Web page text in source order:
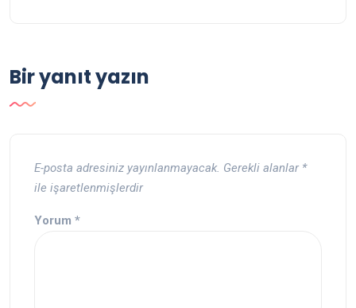
Bir yanıt yazın
E-posta adresiniz yayınlanmayacak. Gerekli alanlar *
ile işaretlenmişlerdir
Yorum *